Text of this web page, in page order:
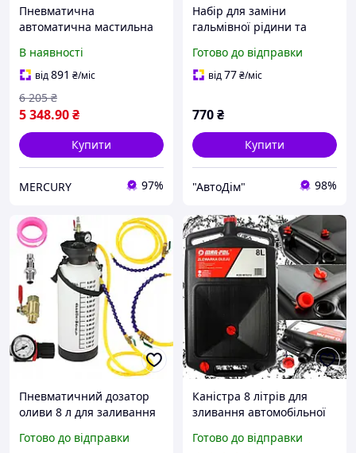
Пневматична
автоматична мастильна
Бар Mar-Pol M78059
В наявності
від891 ₴/міс
5 348.90₴
6 205 ₴
Купити
MERCURY 97%
Набір для заміни
гальмівної рідини та
систем та зчеплення Mar-
Pol 0.75 л 6-12 бар
Готово до відправки
від77₴/міс
770₴
Купити
"АвтоДім" 98%
Пневматичний дозатор
оливи 8 л для заливання
M78319
Готово до відправки
Каністра 8 літрів для
зливання автомобільної
M78312
Готово до відправки